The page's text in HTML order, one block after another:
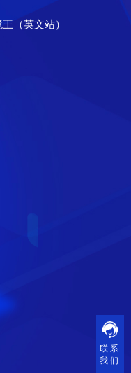
（英文站）
联系
我们